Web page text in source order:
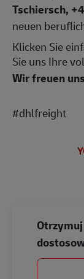
Tschiersch,
neuen
Klicken Sie
Sie uns Ihre
Wir freuen
#dhlfreight